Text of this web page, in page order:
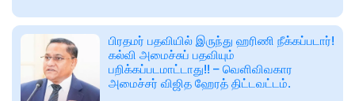
பிரதமர் பதவியில் இருந்து ஹரிணி நீக்கப்படார்!
கல்வி அமைச்சுப் பதவியும்
பறிக்கப்படமாட்டாது!! – வெளிவிவகார
அமைச்சர் விஜித ஹேரத் திட்டவட்டம்.